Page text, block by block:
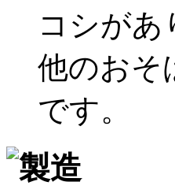
コシがあ
他のおそ
です。